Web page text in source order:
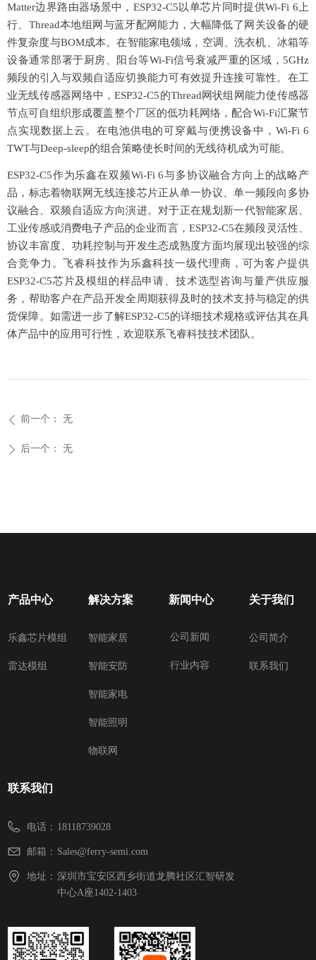
Matter边界路由器场景中，ESP32-C5以单芯片同时提供Wi-Fi 6上
行、Thread本地组网与蓝牙配网能力，大幅降低了网关设备的硬
件复杂度与BOM成本。在智能家电领域，空调、洗衣机、冰箱等
设备通常部署于厨房、阳台等Wi-Fi信号衰减严重的区域，5GHz
频段的引入与双频自适应切换能力可有效提升连接可靠性。在工
业无线传感器网络中，ESP32-C5的Thread网状组网能力使传感器
节点可自组织形成覆盖整个厂区的低功耗网络，配合Wi-Fi汇聚节
点实现数据上云。在电池供电的可穿戴与便携设备中，Wi-Fi 6
TWT与Deep-sleep的组合策略使长时间的无线待机成为可能。
ESP32-C5作为乐鑫在双频Wi-Fi 6与多协议融合方向上的战略产
品，标志着物联网无线连接芯片正从单一协议、单一频段向多协
议融合、双频自适应方向演进。对于正在规划新一代智能家居、
工业传感或消费电子产品的企业而言，ESP32-C5在频段灵活性、
协议丰富度、功耗控制与开发生态成熟度方面均展现出较强的综
合竞争力。飞睿科技作为乐鑫科技一级代理商，可为客户提供
ESP32-C5芯片及模组的样品申请、技术选型咨询与量产供应服
务，帮助客户在产品开发全周期获得及时的技术支持与稳定的供
货保障。如需进一步了解ESP32-C5的详细技术规格或评估其在具
体产品中的应用可行性，欢迎联系飞睿科技技术团队。
ꄴ 前一个： 无
ꄲ 后一个： 无
产品中心
乐鑫芯片模组
雷达模组
解决方案
智能家居
智能安防
智能家电
智能照明
物联网
新闻中心
公司新闻
行业内容
关于我们
公司简介
联系我们
联系我们
电话： 18118739028
邮箱： Sales@ferry-semi.com
地址： 深圳市宝安区西乡街道龙腾社区汇智研发
中心A座1402-1403